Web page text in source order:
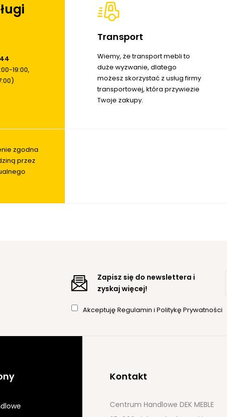
19:00,
Transport
Wiemy, że transport mebli to
duże wyzwanie, dlatego
możesz skorzystać z usług firmy
transportowej, która przywiezie
Twoje zakupy.
zgodna
przez
Zapisz się do newslettera i
zyskaj więcej!
AkceptujęRegulaminiPolitykę Prywatności
Kontakt
Centrum Handlowe DEK MEBLE